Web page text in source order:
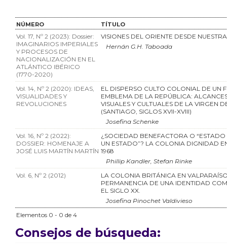
NÚMERO TÍTULO
Vol. 17, Nº 2 (2023): Dossier:
IMAGINARIOS IMPERIALES
Y PROCESOS DE
NACIONALIZACIÓN EN EL
ATLÁNTICO IBÉRICO
(1770-2020)
VISIONES DEL ORIENTE DESDE
Hernán G.H. Taboada
Vol. 14, Nº 2 (2020): IDEAS,
VISUALIDADES Y
REVOLUCIONES
EL DISPERSO CULTO COLONIAL DE UN
EMBLEMA DE LA REPÚBLICA:
VISUALES Y CULTUALES DE LA VIRGEN
(SANTIAGO, SIGLOS XVII-XVIII)
Josefina Schenke
Vol. 16, Nº 2 (2022):
DOSSIER: HOMENAJE A
JOSÉ LUIS MARTÍN MARTÍN
¿SOCIEDAD BENEFACTORA O
UN ESTADO”? LA COLONIA DIGNIDAD
1968
Phillip Kandler, Stefan Rinke
Vol. 6, Nº 2 (2012)
LA COLONIA BRITÁNICA EN
PERMANENCIA DE UNA IDENTIDAD
EL SIGLO XX.
Josefina Pinochet Valdivieso
Elementos 0 - 0 de 4
Consejos de búsqueda: